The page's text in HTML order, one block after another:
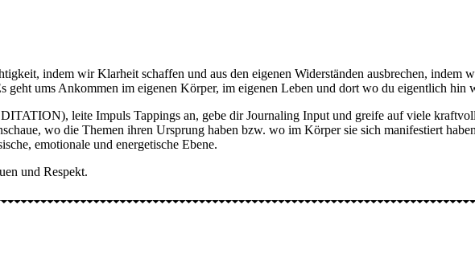
indem wir Klarheit schaffen und aus den eigenen Widerständen ausbrechen, indem
geht ums Ankommen im eigenen Körper, im eigenen Leben und dort wo du eigentlich hin
leite Impuls Tappings an, gebe dir Journaling Input und greife auf viele
wo die Themen ihren Ursprung haben bzw. wo im Körper sie sich manifestiert
emotionale und energetische Ebene.
und Respekt.